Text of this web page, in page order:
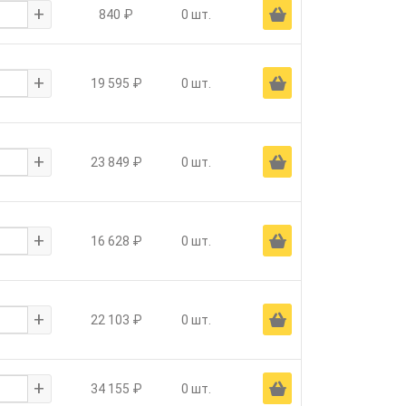
+ 840 ₽ 0 шт. Ä
+ 19 595 ₽ 0 шт. Ä
+ 23 849 ₽ 0 шт. Ä
+ 16 628 ₽ 0 шт. Ä
+ 22 103 ₽ 0 шт. Ä
+ 34 155 ₽ 0 шт. Ä